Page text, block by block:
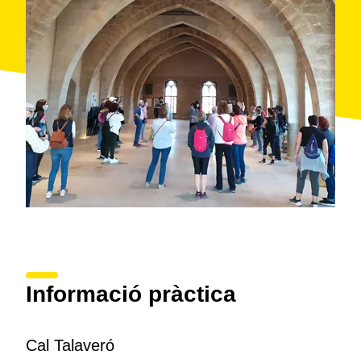
Informació pràctica
Cal Talaveró